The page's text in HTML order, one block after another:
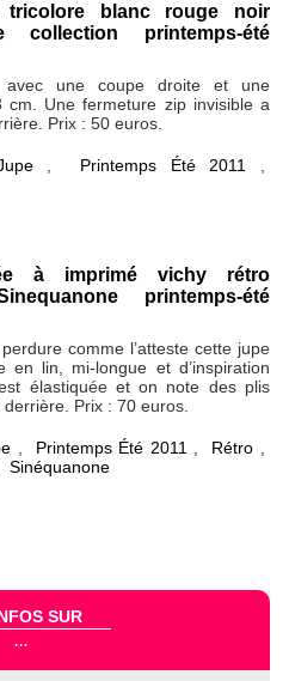
tricolore blanc rouge noir
collection printemps-été
avec une coupe droite et une
cm. Une fermeture zip invisible a
Prix : 50 euros.
, Printemps Été 2011
à imprimé vichy rétro
printemps-été
comme l’atteste cette jupe
en lin, mi-longue et d’inspiration
élastiquée et on note des plis
Prix : 70 euros.
Printemps Été 2011 Rétro
Sinéquanone
SUR
...